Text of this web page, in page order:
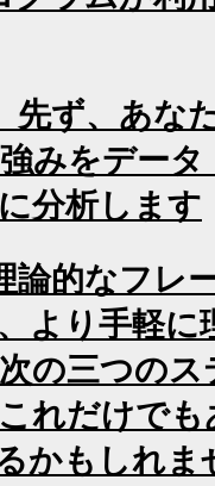
先ず、あな
みをデータ
分析します
論的なフレ
より手軽に
の三つのス
れだけでも
かもしれま